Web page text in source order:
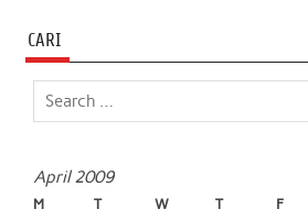
CARI
April 2009
M T W T F